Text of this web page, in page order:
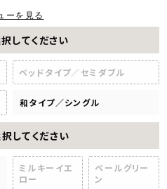
ーを見る
してください
ベッドタイプ／セミダブル
和タイプ／シングル
してください
ミルキーイエ
ロー
ペールグリー
ン